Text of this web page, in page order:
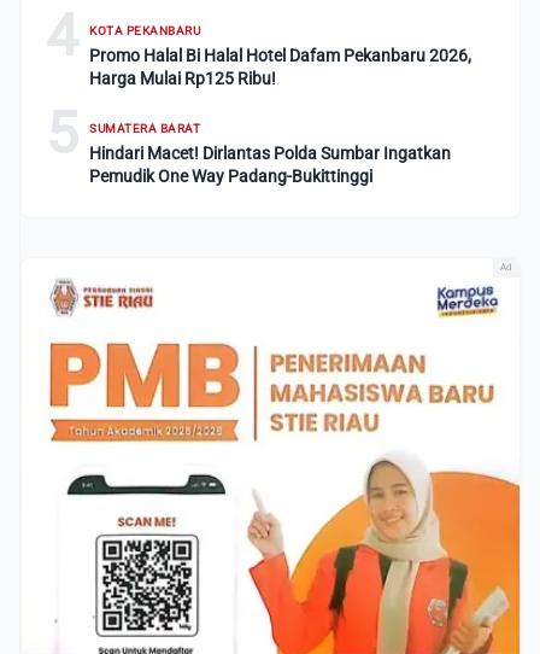
4 KOTA PEKANBARU
Promo Halal Bi Halal Hotel Dafam Pekanbaru 2026,
Harga Mulai Rp125 Ribu!
5 SUMATERA BARAT
Hindari Macet! Dirlantas Polda Sumbar Ingatkan
Pemudik One Way Padang-Bukittinggi
Ad